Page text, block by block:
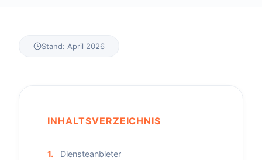
Stand: April 2026
INHALTSVERZEICHNIS
1. Diensteanbieter